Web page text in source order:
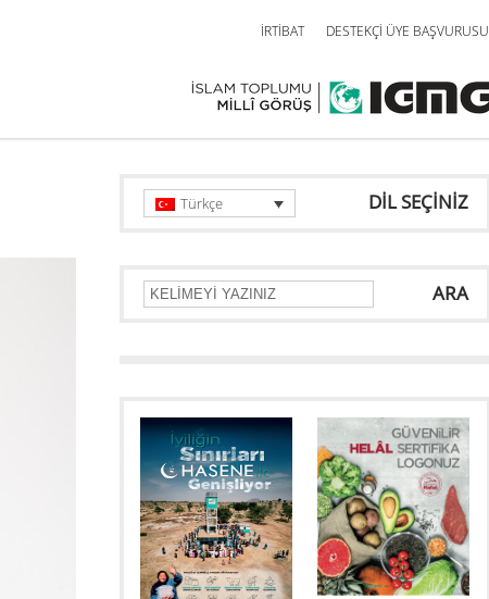
İRTİBAT DESTEKÇİ ÜYE BAŞVURUSU
DİL SEÇİNİZ
Türkçe
ARA